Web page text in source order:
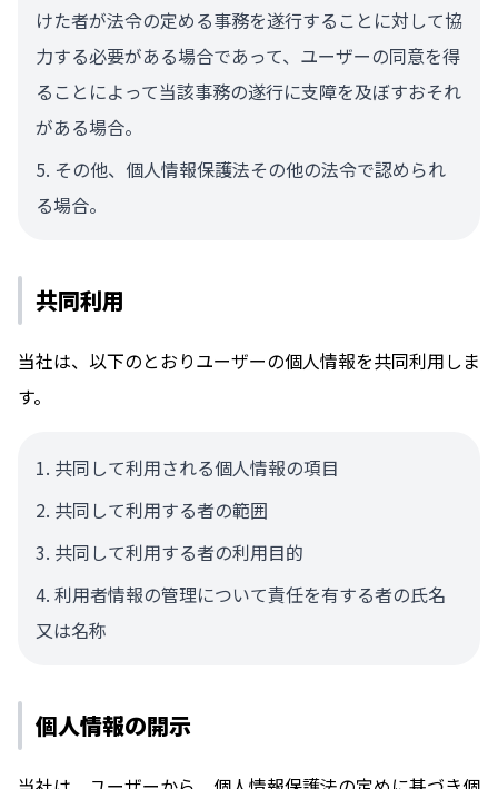
けた者が法令の定める事務を遂行することに対して協
力する必要がある場合であって、ユーザーの同意を得
ることによって当該事務の遂行に支障を及ぼすおそれ
がある場合。
その他、個人情報保護法その他の法令で認められ
る場合。
共同利用
当社は、以下のとおりユーザーの個人情報を共同利用しま
す。
共同して利用される個人情報の項目
共同して利用する者の範囲
共同して利用する者の利用目的
利用者情報の管理について責任を有する者の氏名
又は名称
個人情報の開示